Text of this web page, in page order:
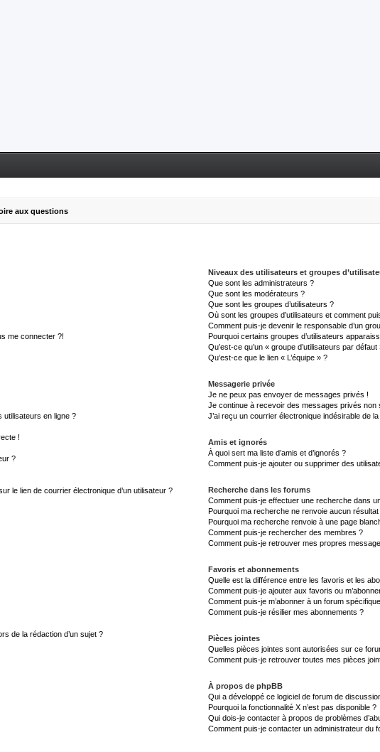
aux questions
me connecter ?!
utilisateurs en ligne ?
!
?
le lien de courrier électronique d’un utilisateur ?
de la rédaction d’un sujet ?
Niveaux des utilisateurs et groupes
Que sont les administrateurs ?
Que sont les modérateurs ?
Que sont les groupes d’utilisateurs ?
Où sont les groupes d’utilisateurs et comment
Comment puis-je devenir le responsable d’un
Pourquoi certains groupes d’utilisateurs
Qu’est-ce qu’un « groupe d’utilisateurs par défaut
Qu’est-ce que le lien « L’équipe » ?
Messagerie privée
Je ne peux pas envoyer de messages privés !
Je continue à recevoir des messages privés non
J’ai reçu un courrier électronique indésirable de
Amis et ignorés
À quoi sert ma liste d’amis et d’ignorés ?
Comment puis-je ajouter ou supprimer des
Recherche dans les forums
Comment puis-je effectuer une recherche dans
Pourquoi ma recherche ne renvoie aucun résultat
Pourquoi ma recherche renvoie à une page
Comment puis-je rechercher des membres ?
Comment puis-je retrouver mes propres
Favoris et abonnements
Quelle est la différence entre les favoris et les
Comment puis-je ajouter aux favoris ou
Comment puis-je m’abonner à un forum
Comment puis-je résilier mes abonnements ?
Pièces jointes
Quelles pièces jointes sont autorisées sur ce
Comment puis-je retrouver toutes mes pièces
À propos de phpBB
Qui a développé ce logiciel de forum de
Pourquoi la fonctionnalité X n’est pas disponible ?
Qui dois-je contacter à propos de problèmes
Comment puis-je contacter un administrateur du